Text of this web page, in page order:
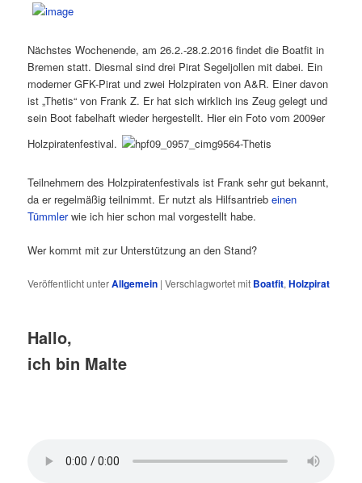
Nächstes Wochenende, am 26.2.-28.2.2016 findet die Boatfit in
Bremen statt. Diesmal sind drei Pirat Segeljollen mit dabei. Ein
moderner GFK-Pirat und zwei Holzpiraten von A&R. Einer davon
ist „Thetis“ von Frank Z. Er hat sich wirklich ins Zeug gelegt und
sein Boot fabelhaft wieder hergestellt. Hier ein Foto vom 2009er
Holzpiratenfestival.
Teilnehmern des Holzpiratenfestivals ist Frank sehr gut bekannt,
da er regelmäßig teilnimmt. Er nutzt als Hilfsantrieb einen
Tümmlerwie ich hier schon mal vorgestellt habe.
Wer kommt mit zur Unterstützung an den Stand?
Veröffentlicht unterAllgemein |Verschlagwortet mit Boatfit,Holzpirat
Hallo,
ich bin Malte